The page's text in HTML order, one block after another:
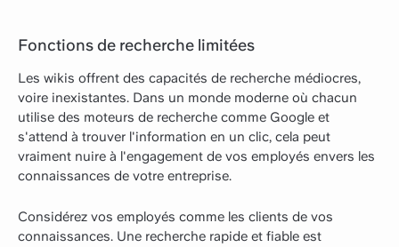
Fonctions de recherche limitées
Les wikis offrent des capacités de recherche médiocres,
voire inexistantes. Dans un monde moderne où chacun
utilise des moteurs de recherche comme Google et
s'attend à trouver l'information en un clic, cela peut
vraiment nuire à l'engagement de vos employés envers les
connaissances de votre entreprise.
Considérez vos employés comme les clients de vos
connaissances. Une recherche rapide et fiable est